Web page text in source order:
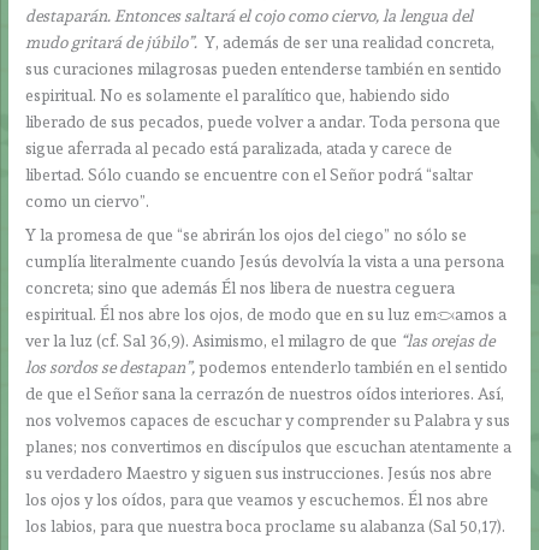
destaparán. Entonces saltará el cojo como ciervo, la lengua del
mudo gritará de júbilo”. Y, además de ser una realidad concreta,
sus curaciones milagrosas pueden entenderse también en sentido
espiritual. No es solamente el paralítico que, habiendo sido
liberado de sus pecados, puede volver a andar. Toda persona que
sigue aferrada al pecado está paralizada, atada y carece de
libertad. Sólo cuando se encuentre con el Señor podrá “saltar
como un ciervo”.
Y la promesa de que “se abrirán los ojos del ciego” no sólo se
cumplía literalmente cuando Jesús devolvía la vista a una persona
concreta; sino que además Él nos libera de nuestra ceguera
espiritual. Él nos abre los ojos, de modo que en su luz empezamos a
ver la luz (cf. Sal 36,9). Asimismo, el milagro de que “las orejas de
los sordos se destapan”,podemos entenderlo también en el sentido
de que el Señor sana la cerrazón de nuestros oídos interiores. Así,
nos volvemos capaces de escuchar y comprender su Palabra y sus
planes; nos convertimos en discípulos que escuchan atentamente a
su verdadero Maestro y siguen sus instrucciones. Jesús nos abre
los ojos y los oídos, para que veamos y escuchemos. Él nos abre
los labios, para que nuestra boca proclame su alabanza (Sal 50,17).